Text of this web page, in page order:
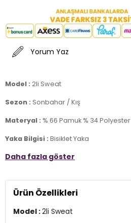
Yorum Yaz
Model : 2li Sweat
Sezon : Sonbahar / Kış
Materyal : % 66 Pamuk % 34 Polyester
Yaka Bilgisi : Bisiklet Yaka
Kol Bilgisi :Uzun Kol
Detay :
-3 iplik
Daha fazla göster
Ürün Özellikleri
Model :2li Sweat